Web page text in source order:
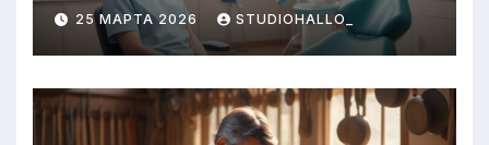
25 МАРТА 2026 STUDIOHALLO_